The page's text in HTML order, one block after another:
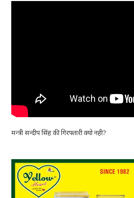
मन्त्री सन्दीप सिंह की गिरफ्तारी क्यो नही?